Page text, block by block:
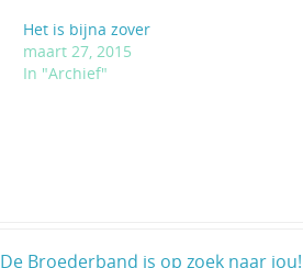
Het is bijna zover
maart 27, 2015
In "Archief"
De Broederband is op zoek naar jou!